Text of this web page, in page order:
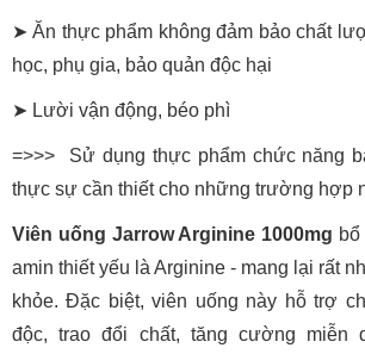
➤Ăn thực phẩm không đảm bảo chất
học, phụ gia, bảo quản độc hại
➤ Lười vận động, béo phì
=>>> Sử dụng thực phẩm chức năng
thực sự cần thiết cho những trường hợp
Viên uống Jarrow Arginine 1000mg
amin thiết yếu là Arginine - mang lại rất
khỏe. Đặc biệt, viên uống này hỗ trợ
độc, trao đổi chất, tăng cường miễn